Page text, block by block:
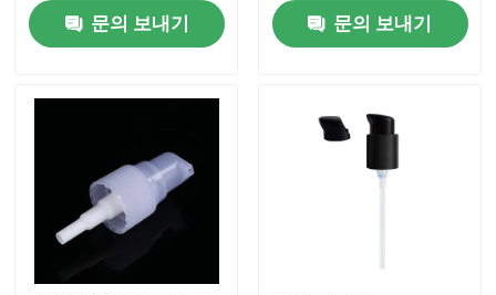
문의 보내기
문의 보내기